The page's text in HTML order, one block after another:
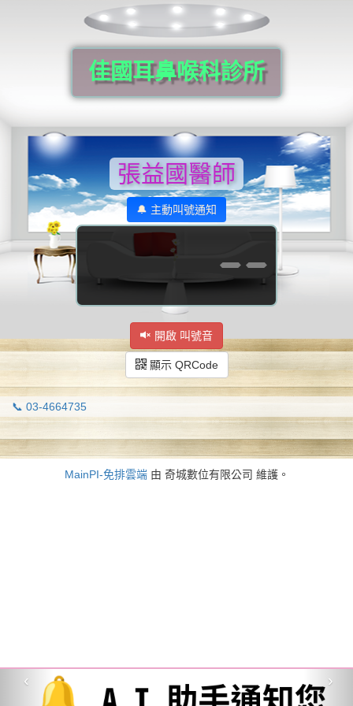
佳國耳鼻喉科診所
張益國醫師
🔔 主動叫號通知
--
開啟 叫號音
顯示 QRCode
📞 03-4664735
‹ ›
MainPI-免排雲端由 奇城數位有限公司 維護。